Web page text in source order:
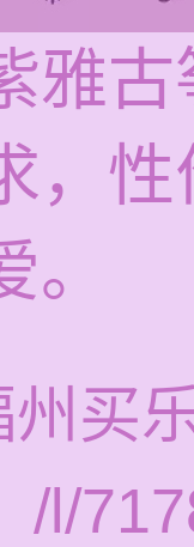
雅
，
州买
/l/